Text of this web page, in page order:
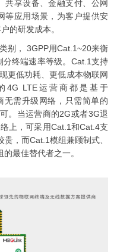
共享设备、金融支付、公网
等应用场景，为客户提供安
的研发成本。
别， 3GPP用Cat.1~20来衡
终端速率等级。Cat.1支持
更低功耗、更低成本物联网
4G LTE运营商都是基于
无需升级网络，只需简单的
。当运营商的2G或者3G退
上，可采用Cat.1和Cat.4支
，而Cat.1模组兼顾制式、
最佳替代者之一。